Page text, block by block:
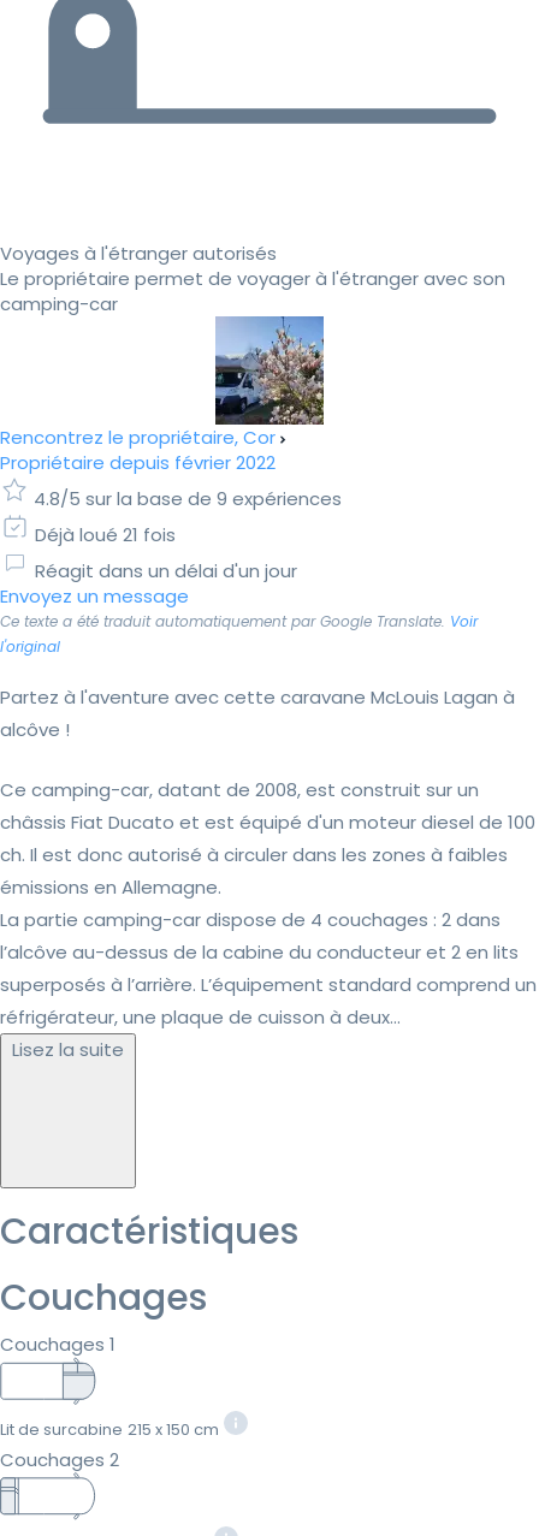
Voyages à l'étranger autorisés
Le propriétaire permet de voyager à l'étranger avec son
camping-car
Rencontrez le propriétaire, Cor
Propriétaire depuis février 2022
4.8/5 sur la base de 9 expériences
Déjà loué 21 fois
Réagit dans un délai d'un jour
Envoyez un message
Ce texte a été traduit automatiquement par Google Translate. Voir
l'original
Partez à l'aventure avec cette caravane McLouis Lagan à
alcôve !
Ce camping-car, datant de 2008, est construit sur un
châssis Fiat Ducato et est équipé d'un moteur diesel de 100
ch. Il est donc autorisé à circuler dans les zones à faibles
émissions en Allemagne.
La partie camping-car dispose de 4 couchages : 2 dans
l’alcôve au-dessus de la cabine du conducteur et 2 en lits
superposés à l’arrière. L’équipement standard comprend un
réfrigérateur, une plaque de cuisson à deux...
Lisez la suite
Caractéristiques
Couchages
Couchages 1
Lit de surcabine 215 x 150 cm
Couchages 2